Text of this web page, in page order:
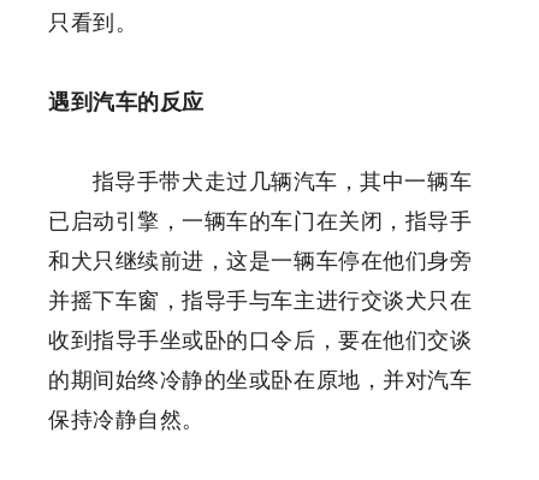
只看到。
遇到汽车的反应
指导手带犬走过几辆汽车，其中一辆车
已启动引擎，一辆车的车门在关闭，指导手
和犬只继续前进，这是一辆车停在他们身旁
并摇下车窗，指导手与车主进行交谈犬只在
收到指导手坐或卧的口令后，要在他们交谈
的期间始终冷静的坐或卧在原地，并对汽车
保持冷静自然。